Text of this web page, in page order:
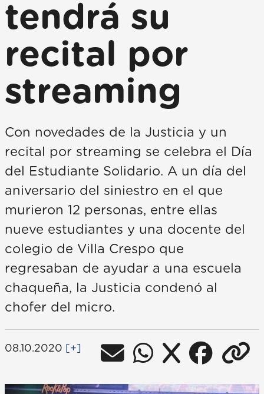
tendrá su
recital por
streaming
Con novedades de la Justicia y un
recital por streaming se celebra el Día
del Estudiante Solidario. A un día del
aniversario del siniestro en el que
murieron 12 personas, entre ellas
nueve estudiantes y una docente del
colegio de Villa Crespo que
regresaban de ayudar a una escuela
chaqueña, la Justicia condenó al
chofer del micro.
08.10.2020 [+]